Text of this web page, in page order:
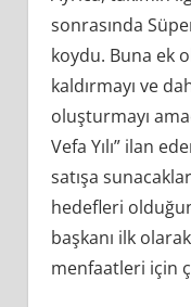
sonrasında
koydu. Buna ek
kaldırmayı ve
oluşturmayı
Vefa Yılı” ilan
satışa
hedefleri
başkanı ilk
menfaatleri için